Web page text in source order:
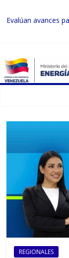
Evalúan avances
Inspeccionan
Gobierno Nacional
ante el fenómeno
Termocarabobo
REGIONALES